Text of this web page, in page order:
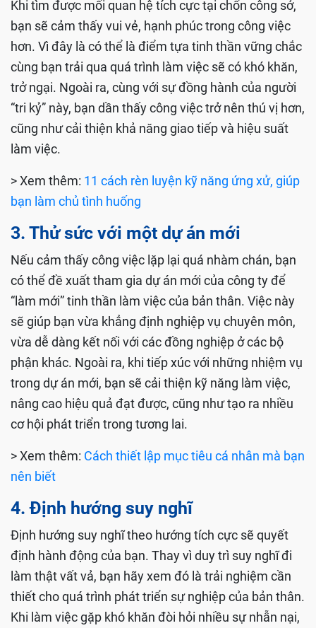
Khi tìm được mối quan hệ tích cực tại chốn công sở,
bạn sẽ cảm thấy vui vẻ, hạnh phúc trong công việc
hơn. Vì đây là có thể là điểm tựa tinh thần vững chắc
cùng bạn trải qua quá trình làm việc sẽ có khó khăn,
trở ngại. Ngoài ra, cùng với sự đồng hành của người
“tri kỷ” này, bạn dần thấy công việc trở nên thú vị hơn,
cũng như cải thiện khả năng giao tiếp và hiệu suất
làm việc.
> Xem thêm: 11 cách rèn luyện kỹ năng ứng xử, giúp
bạn làm chủ tình huống
3. Thử sức với một dự án mới
Nếu cảm thấy công việc lặp lại quá nhàm chán, bạn
có thể đề xuất tham gia dự án mới của công ty để
“làm mới” tinh thần làm việc của bản thân. Việc này
sẽ giúp bạn vừa khẳng định nghiệp vụ chuyên môn,
vừa dễ dàng kết nối với các đồng nghiệp ở các bộ
phận khác. Ngoài ra, khi tiếp xúc với những nhiệm vụ
trong dự án mới, bạn sẽ cải thiện kỹ năng làm việc,
nâng cao hiệu quả đạt được, cũng như tạo ra nhiều
cơ hội phát triển trong tương lai.
> Xem thêm: Cách thiết lập mục tiêu cá nhân mà bạn
nên biết
4. Định hướng suy nghĩ
Định hướng suy nghĩ theo hướng tích cực sẽ quyết
định hành động của bạn. Thay vì duy trì suy nghĩ đi
làm thật vất vả, bạn hãy xem đó là trải nghiệm cần
thiết cho quá trình phát triển sự nghiệp của bản thân.
Khi làm việc gặp khó khăn đòi hỏi nhiều sự nhẫn nại,